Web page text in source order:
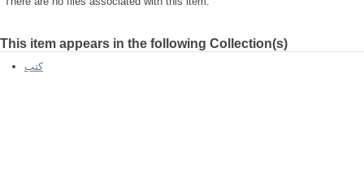
This item appears in the following Collection(s)
كتب